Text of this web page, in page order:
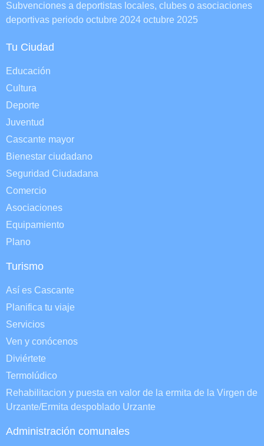
Subvenciones a deportistas locales, clubes o asociaciones
deportivas periodo octubre 2024 octubre 2025
Tu Ciudad
Educación
Cultura
Deporte
Juventud
Cascante mayor
Bienestar ciudadano
Seguridad Ciudadana
Comercio
Asociaciones
Equipamiento
Plano
Turismo
Así es Cascante
Planifica tu viaje
Servicios
Ven y conócenos
Diviértete
Termolúdico
Rehabilitacion y puesta en valor de la ermita de la Virgen de
Urzante/Ermita despoblado Urzante
Administración comunales